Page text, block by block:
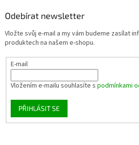
Odebírat newsletter
Vložte svůj e-mail a my vám budeme zasílat
produktech na našem e-shopu.
E-mail
Vložením e-mailu souhlasíte s podmínkami
PŘIHLÁSIT SE